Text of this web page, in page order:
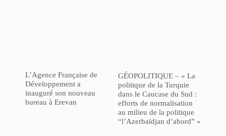
L’Agence Française de
Développement a
inauguré son nouveau
bureau à Erevan
GÉOPOLITIQUE – « La
politique de la Turquie
dans le Caucase du Sud :
efforts de normalisation
au milieu de la politique
“l’Azerbaïdjan d’abord” »